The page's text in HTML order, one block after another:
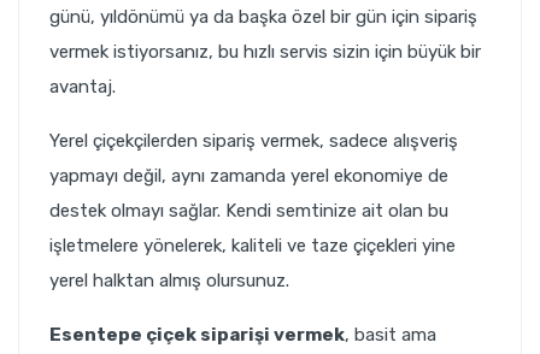
günü, yıldönümü ya da başka özel bir gün için sipariş
vermek istiyorsanız, bu hızlı servis sizin için büyük bir
avantaj.
Yerel çiçekçilerden sipariş vermek, sadece alışveriş
yapmayı değil, aynı zamanda yerel ekonomiye de
destek olmayı sağlar. Kendi semtinize ait olan bu
işletmelere yönelerek, kaliteli ve taze çiçekleri yine
yerel halktan almış olursunuz.
Esentepe çiçek siparişi vermek, basit ama